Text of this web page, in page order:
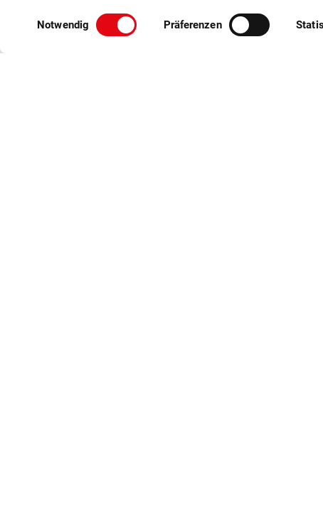
Einwilligungsauswahl
Notwendig Präferenzen